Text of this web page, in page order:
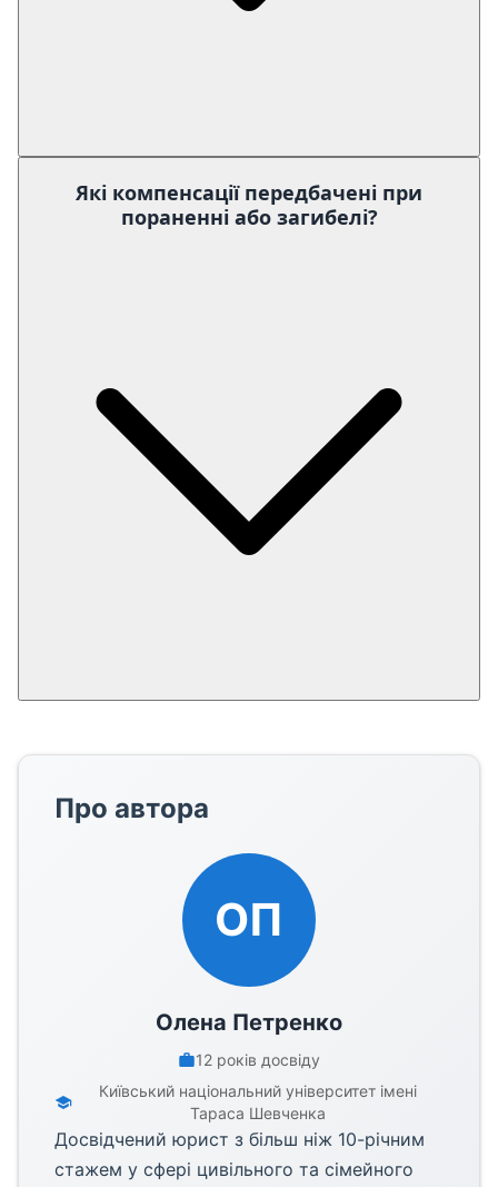
Які компенсації передбачені при
пораненні або загибелі?
Про автора
ОП
Олена Петренко
12 років досвіду
Київський національний університет імені
Тараса Шевченка
Досвідчений юрист з більш ніж 10-річним
стажем у сфері цивільного та сімейного